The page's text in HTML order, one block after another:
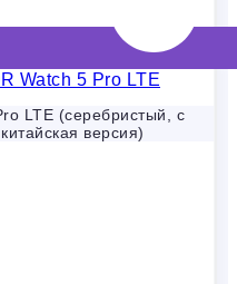
LTE (серебристый, с
версия)